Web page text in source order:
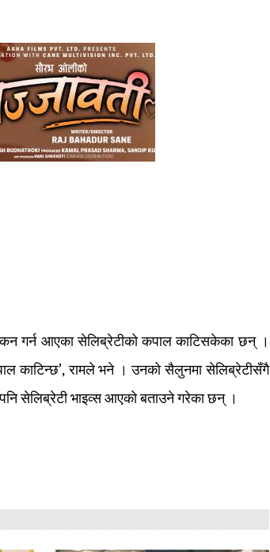
गर्न आएका सेलिब्रेटीको कपाल काटिसकेका छन् ।
काटिन्छ’, रामले भने । उनको सैलुनमा सेलिब्रेटीसँगै
सेलिब्रेटी भाइव्स आएको बताउने गरेका छन् ।